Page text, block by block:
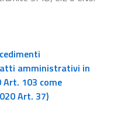
amministrativi in
Art. 103 come
Art. 37)